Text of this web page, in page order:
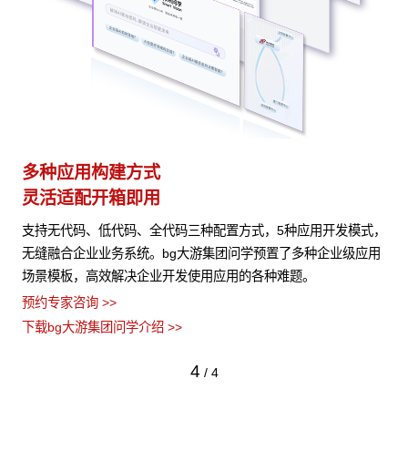
多种应用构建方式
灵活适配开箱即用
支持无代码、低代码、全代码三种配置方式，5种应用开发模式，
无缝融合企业业务系统。bg大游集团问学预置了多种企业级应用
场景模板，高效解决企业开发使用应用的各种难题。
预约专家咨询 >>
下载bg大游集团问学介绍 >>
4 / 4